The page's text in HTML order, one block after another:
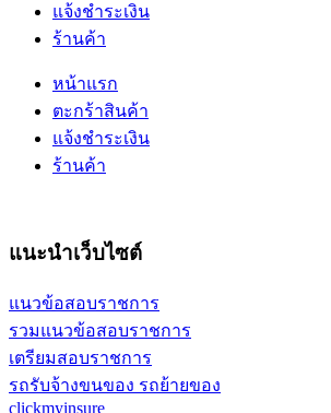
แจ้งชำระเงิน
ร้านค้า
หน้าแรก
ตะกร้าสินค้า
แจ้งชำระเงิน
ร้านค้า
แนะนำเว็บไซต์
แนวข้อสอบราชการ
รวมแนวข้อสอบราชการ
เตรียมสอบราชการ
รถรับจ้างขนของ รถย้ายของ
clickmyinsure